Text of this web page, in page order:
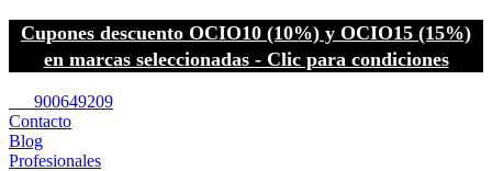
Cupones descuento OCIO10 (10%) y OCIO15 (15%)
en marcas seleccionadas - Clic para condiciones
900649209
Contacto
Blog
Profesionales